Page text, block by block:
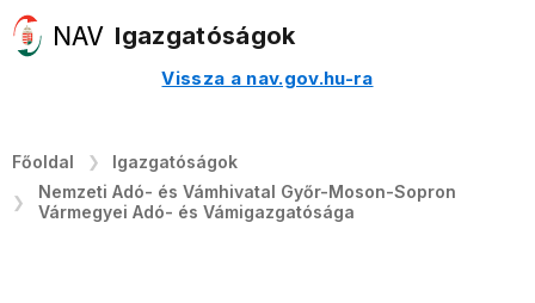
Igazgatóságok
Vissza a nav.gov.hu-ra
Főoldal
Igazgatóságok
Nemzeti Adó- és Vámhivatal Győr-Moson-Sopron
Vármegyei Adó- és Vámigazgatósága